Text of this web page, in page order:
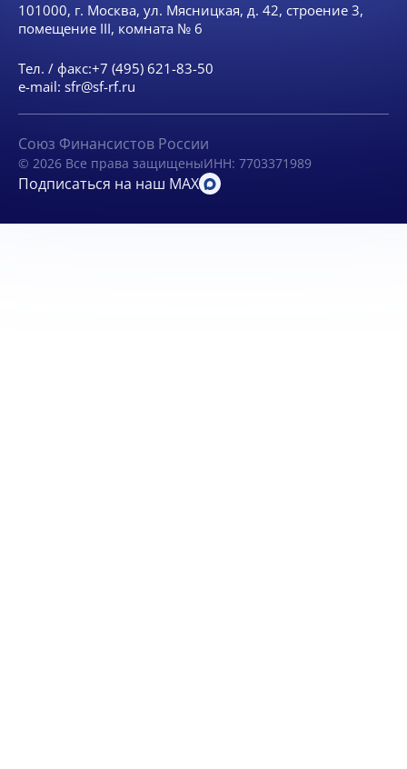
101000, г. Москва, ул. Мясницкая, д. 42, строение 3,
помещение III, комната № 6
Тел. / факс:+7 (495) 621-83-50
e-mail: sfr@sf-rf.ru
Союз Финансистов России
© 2026 Все права защищеныИНН: 7703371989
Подписаться на наш MAX